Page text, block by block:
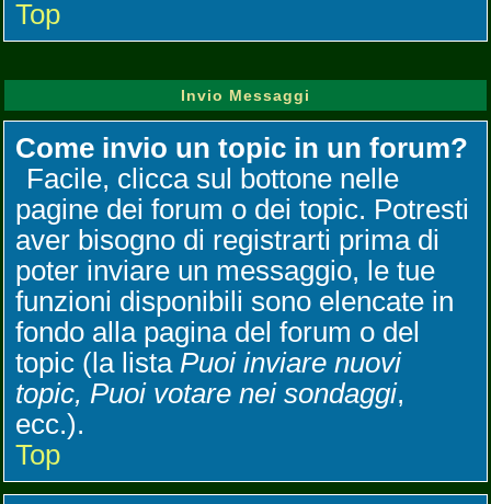
Top
Invio Messaggi
Come invio un topic in un forum?
Facile, clicca sul bottone nelle
pagine dei forum o dei topic. Potresti
aver bisogno di registrarti prima di
poter inviare un messaggio, le tue
funzioni disponibili sono elencate in
fondo alla pagina del forum o del
topic (la lista Puoi inviare nuovi
topic, Puoi votare nei sondaggi,
ecc.).
Top